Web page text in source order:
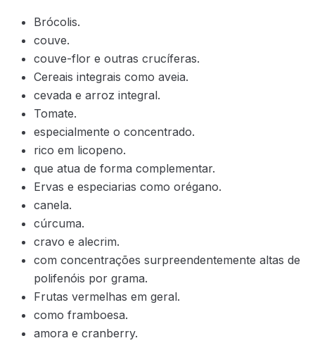
Brócolis.
couve.
couve-flor e outras crucíferas.
Cereais integrais como aveia.
cevada e arroz integral.
Tomate.
especialmente o concentrado.
rico em licopeno.
que atua de forma complementar.
Ervas e especiarias como orégano.
canela.
cúrcuma.
cravo e alecrim.
com concentrações surpreendentemente altas de
polifenóis por grama.
Frutas vermelhas em geral.
como framboesa.
amora e cranberry.